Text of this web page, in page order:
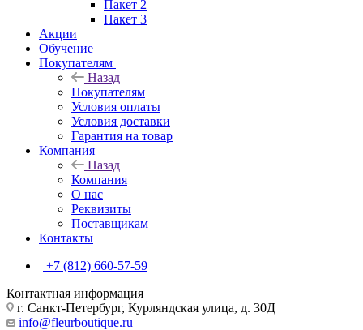
Пакет 2
Пакет 3
Акции
Обучение
Покупателям
Назад
Покупателям
Условия оплаты
Условия доставки
Гарантия на товар
Компания
Назад
Компания
О нас
Реквизиты
Поставщикам
Контакты
+7 (812) 660-57-59
Контактная информация
г. Санкт-Петербург, Курляндская улица, д. 30Д
info@fleurboutique.ru